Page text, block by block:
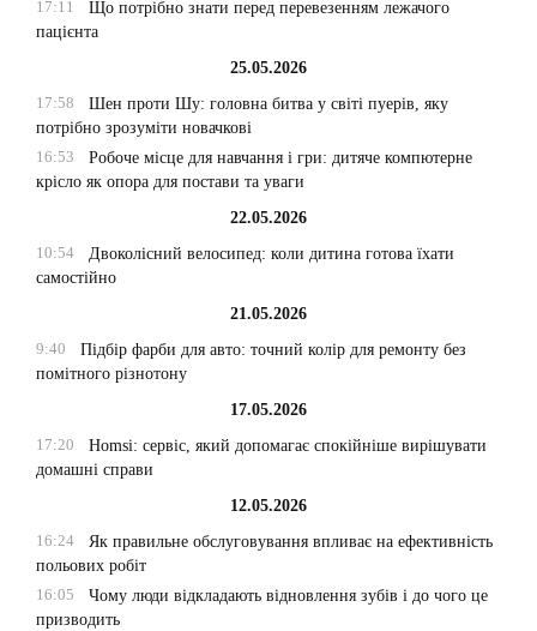
17:11
Що потрібно знати перед перевезенням лежачого
пацієнта
25.05.2026
17:58
Шен проти Шу: головна битва у світі пуерів, яку
потрібно зрозуміти новачкові
16:53
Робоче місце для навчання і гри: дитяче компютерне
крісло як опора для постави та уваги
22.05.2026
10:54
Двоколісний велосипед: коли дитина готова їхати
самостійно
21.05.2026
9:40
Підбір фарби для авто: точний колір для ремонту без
помітного різнотону
17.05.2026
17:20
Homsi: сервіс, який допомагає спокійніше вирішувати
домашні справи
12.05.2026
16:24
Як правильне обслуговування впливає на ефективність
польових робіт
16:05
Чому люди відкладають відновлення зубів і до чого це
призводить